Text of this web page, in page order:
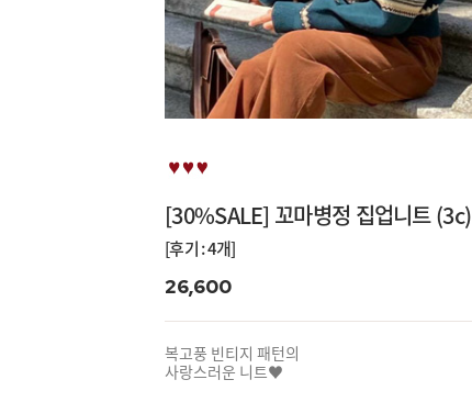
[30%SALE] 꼬마병정 집업니트 (3c)
[후기 : 4개]
26,600
복고풍 빈티지 패턴의
사랑스러운 니트♥